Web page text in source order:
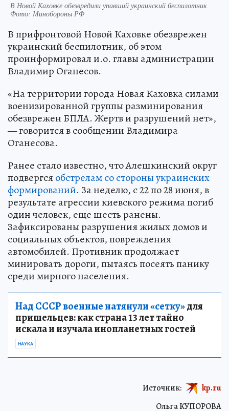
В Новой Каховке обезвредили упавший украинский беспилотник
Фото: Минобороны РФ
В прифронтовой Новой Каховке обезврежен
украинский беспилотник, об этом
проинформировал и.о. главы администрации
Владимир Оганесов.
«На территории города Новая Каховка силами
военизированной группы разминирования
обезврежен БПЛА. Жертв и разрушений нет»,
— говорится в сообщении Владимира
Оганесова.
Ранее стало известно, что Алешкинский округ
подвергсяобстрелам со стороны украинских
формирований. За неделю, с 22 по 28 июня, в
результате агрессии киевского режима погиб
один человек, еще шесть ранены.
Зафиксированы разрушения жилых домов и
социальных объектов, повреждения
автомобилей. Противник продолжает
минировать дороги, пытаясь посеять панику
среди мирного населения.
Над СССР военные натянули «сетку»для
пришельцев: как страна 13 лет тайно
искала и изучала инопланетных гостей
НАУКА
Ольга КУПОРОВА
Источник: kp.ru